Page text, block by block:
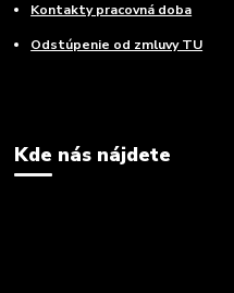
Kontakty pracovná doba
Odstúpenie od zmluvy TU
Kde nás nájdete